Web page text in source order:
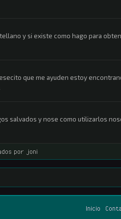
y si existe como hago para
que me ayuden estoy
salvados y nose como utilizarlos
por joni
Inicio